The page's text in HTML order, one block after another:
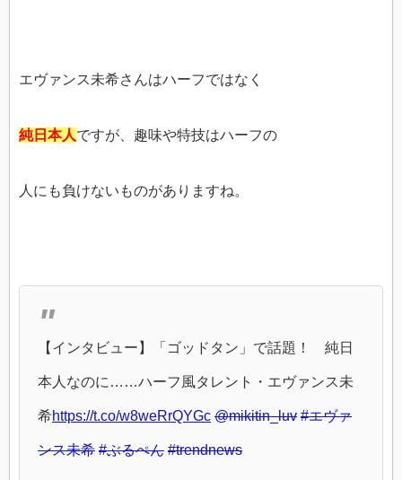
エヴァンス未希さんはハーフではなく
純日本人ですが、趣味や特技はハーフの
人にも負けないものがありますね。
【インタビュー】「ゴッドタン」で話題！ 純日
本人なのに……ハーフ風タレント・エヴァンス未
希https://t.co/w8weRrQYGc @mikitin_luv #エヴァ
ンス未希 #ぶるぺん #trendnews